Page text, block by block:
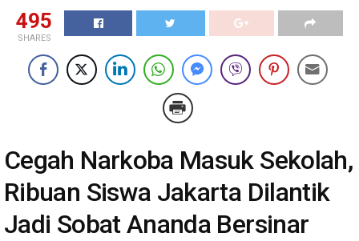
495
SHARES
Cegah Narkoba Masuk Sekolah,
Ribuan Siswa Jakarta Dilantik
Jadi Sobat Ananda Bersinar